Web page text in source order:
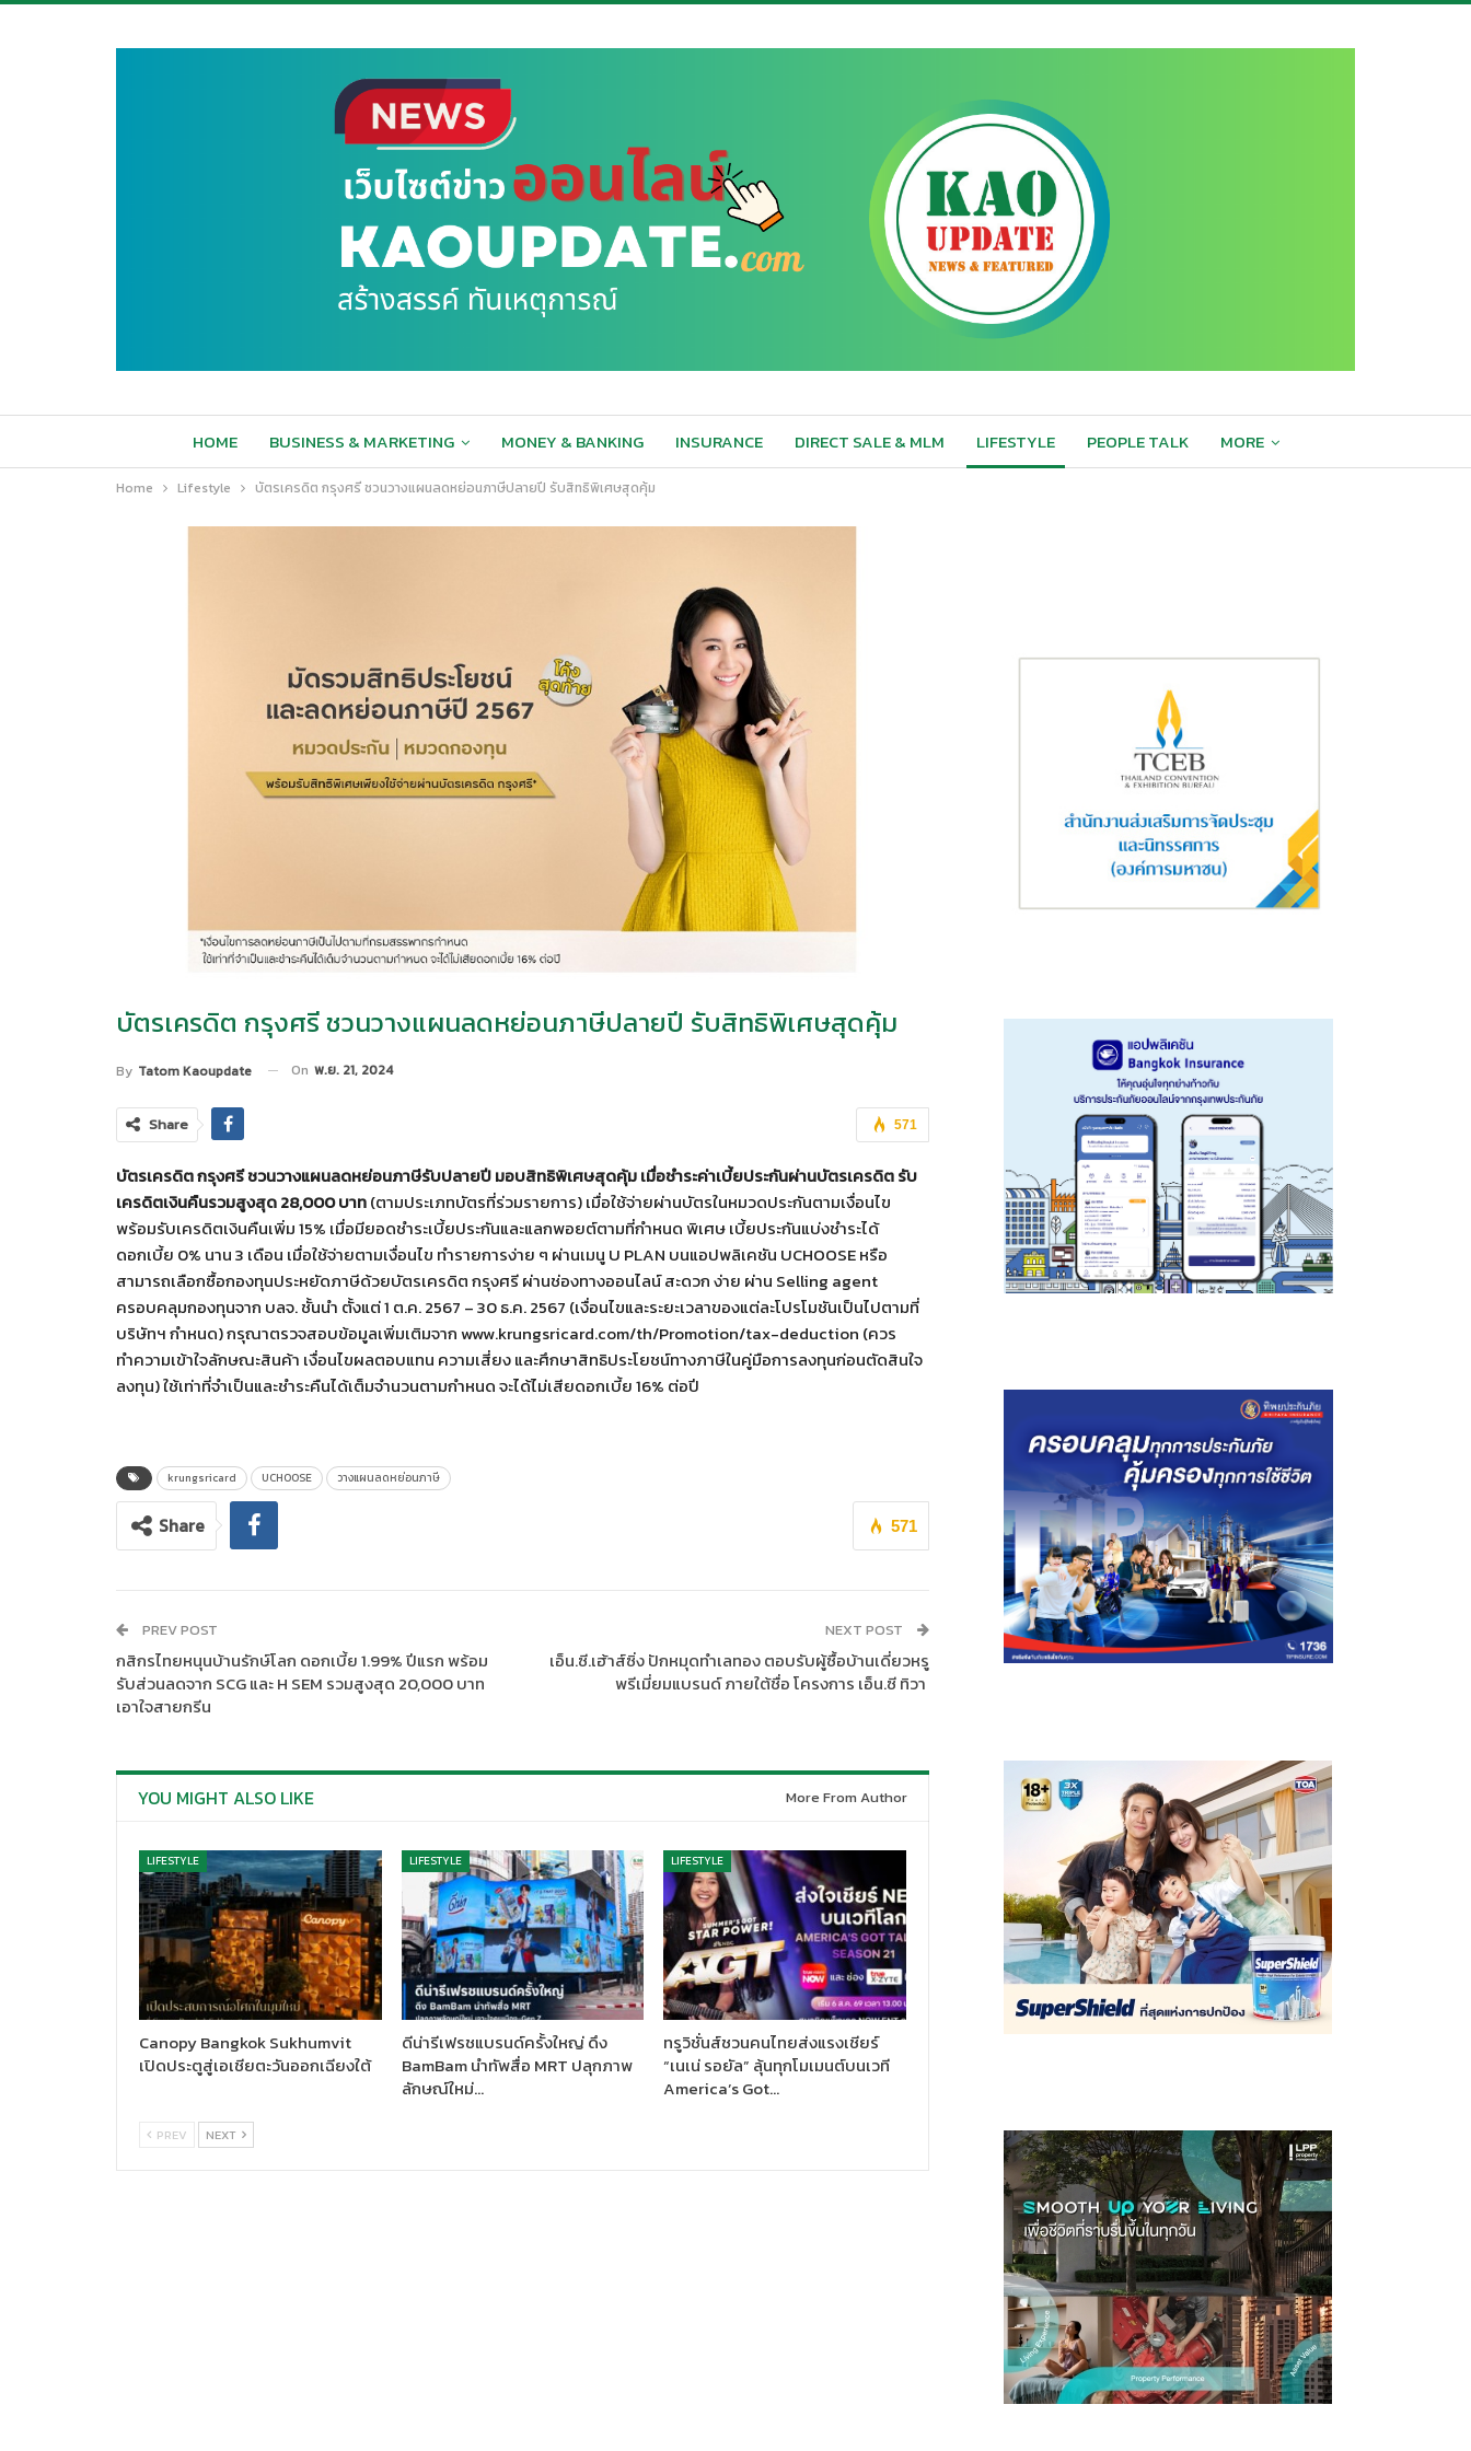
HOME BUSINESS & MARKETING MONEY & BANKING INSURANCE DIRECT SALE & MLM LIFESTYLE PEOPLE TALK MORE
Home Lifestyle บัตรเครดิต กรุงศรี ชวนวางแผนลดหย่อนภาษีปลายปี รับสิทธิพิเศษสุดคุ้ม
บัตรเครดิต กรุงศรี ชวนวางแผนลดหย่อนภาษีปลายปี รับสิทธิพิเศษสุดคุ้ม
By Tatom Kaoupdate On พ.ย. 21, 2024
571
Share
บัตรเครดิต กรุงศรี ชวนวางแผนลดหย่อนภาษีรับปลายปี มอบสิทธิพิเศษสุดคุ้ม เมื่อชำระค่าเบี้ยประกันผ่านบัตรเครดิต รับ
เครดิตเงินคืนรวมสูงสุด 28,000 บาท(ตามประเภทบัตรที่ร่วมรายการ) เมื่อใช้จ่ายผ่านบัตรในหมวดประกันตามเงื่อนไข
พร้อมรับเครดิตเงินคืนเพิ่ม 15% เมื่อมียอดชำระเบี้ยประกันและแลกพอยต์ตามที่กำหนด พิเศษ เบี้ยประกันแบ่งชำระได้
ดอกเบี้ย 0% นาน 3 เดือน เมื่อใช้จ่ายตามเงื่อนไข ทำรายการง่าย ๆ ผ่านเมนู U PLAN บนแอปพลิเคชัน UCHOOSE หรือ
สามารถเลือกซื้อกองทุนประหยัดภาษีด้วยบัตรเครดิต กรุงศรี ผ่านช่องทางออนไลน์ สะดวก ง่าย ผ่าน Selling agent
ครอบคลุมกองทุนจาก บลจ. ชั้นนำ ตั้งแต่ 1 ต.ค. 2567 – 30 ธ.ค. 2567 (เงื่อนไขและระยะเวลาของแต่ละโปรโมชันเป็นไปตามที่
บริษัทฯ กำหนด) กรุณาตรวจสอบข้อมูลเพิ่มเติมจาก www.krungsricard.com/th/Promotion/tax-deduction (ควร
ทำความเข้าใจลักษณะสินค้า เงื่อนไขผลตอบแทน ความเสี่ยง และศึกษาสิทธิประโยชน์ทางภาษีในคู่มือการลงทุนก่อนตัดสินใจ
ลงทุน) ใช้เท่าที่จำเป็นและชำระคืนได้เต็มจำนวนตามกำหนด จะได้ไม่เสียดอกเบี้ย 16% ต่อปี
krungsricard UCHOOSE วางแผนลดหย่อนภาษี
571
Share
PREV POST
กสิกรไทยหนุนบ้านรักษ์โลก ดอกเบี้ย 1.99% ปีแรก พร้อม
รับส่วนลดจาก SCG และ H SEM รวมสูงสุด 20,000 บาท
เอาใจสายกรีน
NEXT POST
เอ็น.ซี.เฮ้าส์ซิ่ง ปักหมุดทำเลทอง ตอบรับผู้ซื้อบ้านเดี่ยวหรู
พรีเมี่ยมแบรนด์ ภายใต้ชื่อ โครงการ เอ็น.ซี ทิวา
YOU MIGHT ALSO LIKE More From Author
LIFESTYLE
Canopy Bangkok Sukhumvit
เปิดประตูสู่เอเชียตะวันออกเฉียงใต้
LIFESTYLE
ดีน่ารีเฟรชแบรนด์ครั้งใหญ่ ดึง
BamBam นำทัพสื่อ MRT ปลุกภาพ
ลักษณ์ใหม่…
LIFESTYLE
ทรูวิชั่นส์ชวนคนไทยส่งแรงเชียร์
“เนเน่ รอยัล” ลุ้นทุกโมเมนต์บนเวที
America’s Got…
PREV NEXT